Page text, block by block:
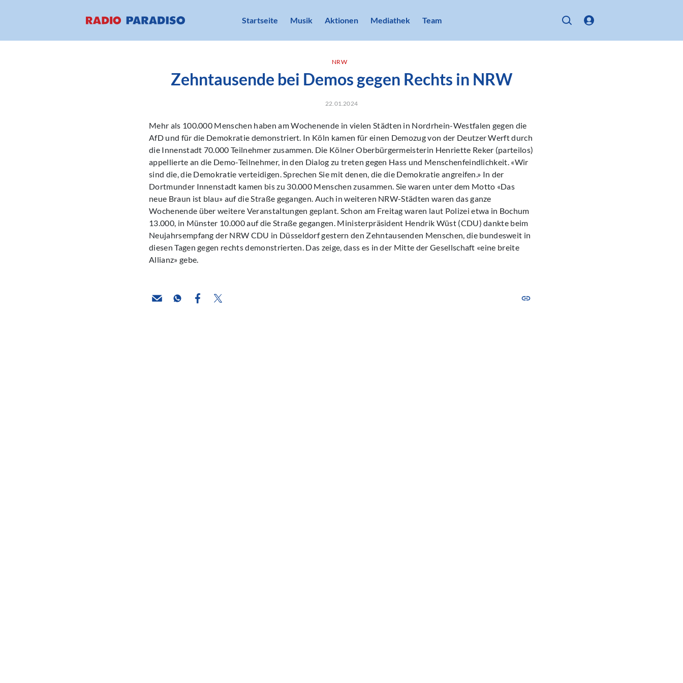
Startseite Musik Aktionen Mediathek Team
NRW
Zehntausende bei Demos gegen Rechts in NRW
22.01.2024
Mehr als 100.000 Menschen haben am Wochenende in vielen Städten in Nordrhein-Westfalen gegen die
AfD und für die Demokratie demonstriert. In Köln kamen für einen Demozug von der Deutzer Werft durch
die Innenstadt 70.000 Teilnehmer zusammen. Die Kölner Oberbürgermeisterin Henriette Reker (parteilos)
appellierte an die Demo-Teilnehmer, in den Dialog zu treten gegen Hass und Menschenfeindlichkeit. «Wir
sind die, die Demokratie verteidigen. Sprechen Sie mit denen, die die Demokratie angreifen.» In der
Dortmunder Innenstadt kamen bis zu 30.000 Menschen zusammen. Sie waren unter dem Motto «Das
neue Braun ist blau» auf die Straße gegangen. Auch in weiteren NRW-Städten waren das ganze
Wochenende über weitere Veranstaltungen geplant. Schon am Freitag waren laut Polizei etwa in Bochum
13.000, in Münster 10.000 auf die Straße gegangen. Ministerpräsident Hendrik Wüst (CDU) dankte beim
Neujahrsempfang der NRW CDU in Düsseldorf gestern den Zehntausenden Menschen, die bundesweit in
diesen Tagen gegen rechts demonstrierten. Das zeige, dass es in der Mitte der Gesellschaft «eine breite
Allianz» gebe.